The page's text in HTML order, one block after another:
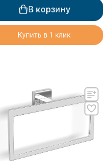
В корзину
Купить в 1 клик